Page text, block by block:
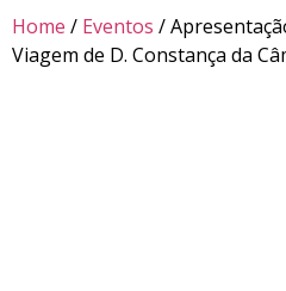
Home / Eventos /
Viagem de D. Constança da